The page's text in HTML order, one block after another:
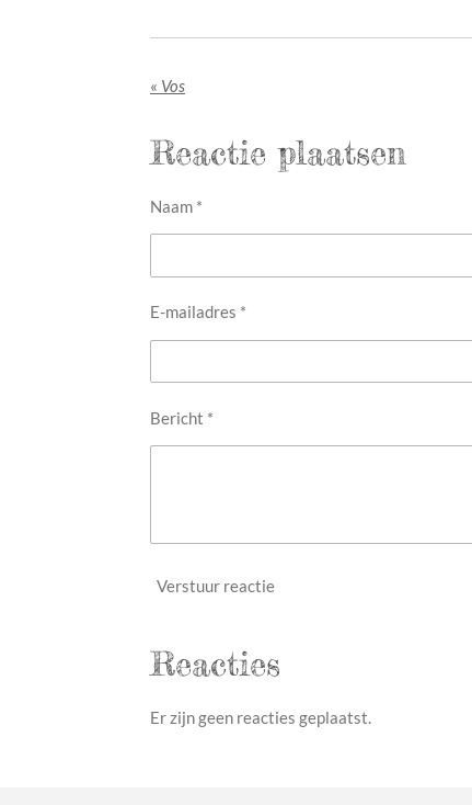
« Vos
Reactie plaatsen
Naam *
E-mailadres *
Bericht *
Verstuur reactie
Reacties
Er zijn geen reacties geplaatst.